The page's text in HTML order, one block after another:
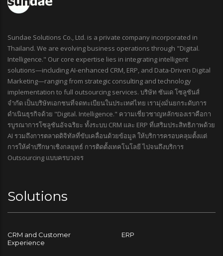
Sundae Solutions Co., Ltd. is a private company incorporated in
Thailand. We are evolving business operations through "Digital.
Intelligence." Our core expertise lies in integrating intelligent
solutions—including AI-enhanced CRM, ERP, and Data-Driven Digital
Marketing—ranging from strategic consulting and technology
implementation to full outsourcing services. บริษัท ซันเด โซลูชันส์
จำกัด เป็นบริษัทเอกชนที่จดทะเบียนในประเทศไทย เรามุ่งมั่นยกระดับการ
ดำเนินธุรกิจด้วย "Digital. Intelligence." ความเชี่ยวชาญหลักของเราคือกา
รบูรณาการโซลูชันอัจฉริยะ ทั้งระบบ CRM และ ERP ที่เสริมประสิทธิภาพด้วย
AI รวมถึงการตลาดดิจิทัลที่ขับเคลื่อนด้วยข้อมูล ให้บริการครอบคลุมตั้งแต่
การให้คำปรึกษาเชิงกลยุทธ์ การติดตั้งเทคโนโลยี ไปจนถึงบริการ
Outsourcing แบบครบวงจร
Solutions
CRM and Customer
Experience
ERP